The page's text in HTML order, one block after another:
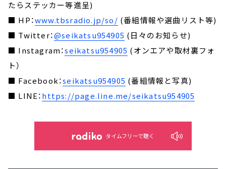
たらステッカー等進呈)
■ HP：www.tbsradio.jp/so/ (番組情報や選曲リスト等)
■ Twitter：@seikatsu954905 (日々のお知らせ)
■ Instagram：seikatsu954905 (オンエアや取材裏フォ
ト）
■ Facebook：seikatsu954905 (番組情報と写真)
■ LINE：https://page.line.me/seikatsu954905
タイムフリーで聴く